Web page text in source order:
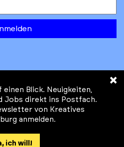
Brandenburg im Auftrag des
×
einen Blick. Neuigkeiten,
Jobs direkt ins Postfach.
von Kreatives
anmelden.
ich will!